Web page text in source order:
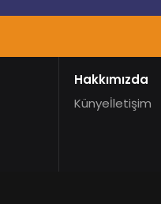
Hakkımızda
Künyeİletişim